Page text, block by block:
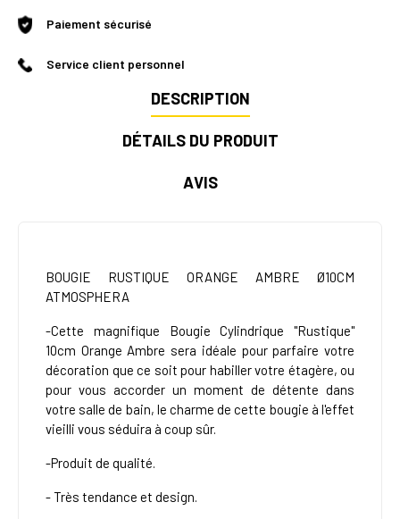
Paiement sécurisé
Service client personnel
DESCRIPTION
DÉTAILS DU PRODUIT
AVIS
BOUGIE RUSTIQUE ORANGE AMBRE Ø10CM
ATMOSPHERA
-Cette magnifique Bougie Cylindrique "Rustique"
10cm Orange Ambre sera idéale pour parfaire votre
décoration que ce soit pour habiller votre étagère, ou
pour vous accorder un moment de détente dans
votre salle de bain, le charme de cette bougie à l'effet
vieilli vous séduira à coup sûr.
-Produit de qualité.
- Très tendance et design.